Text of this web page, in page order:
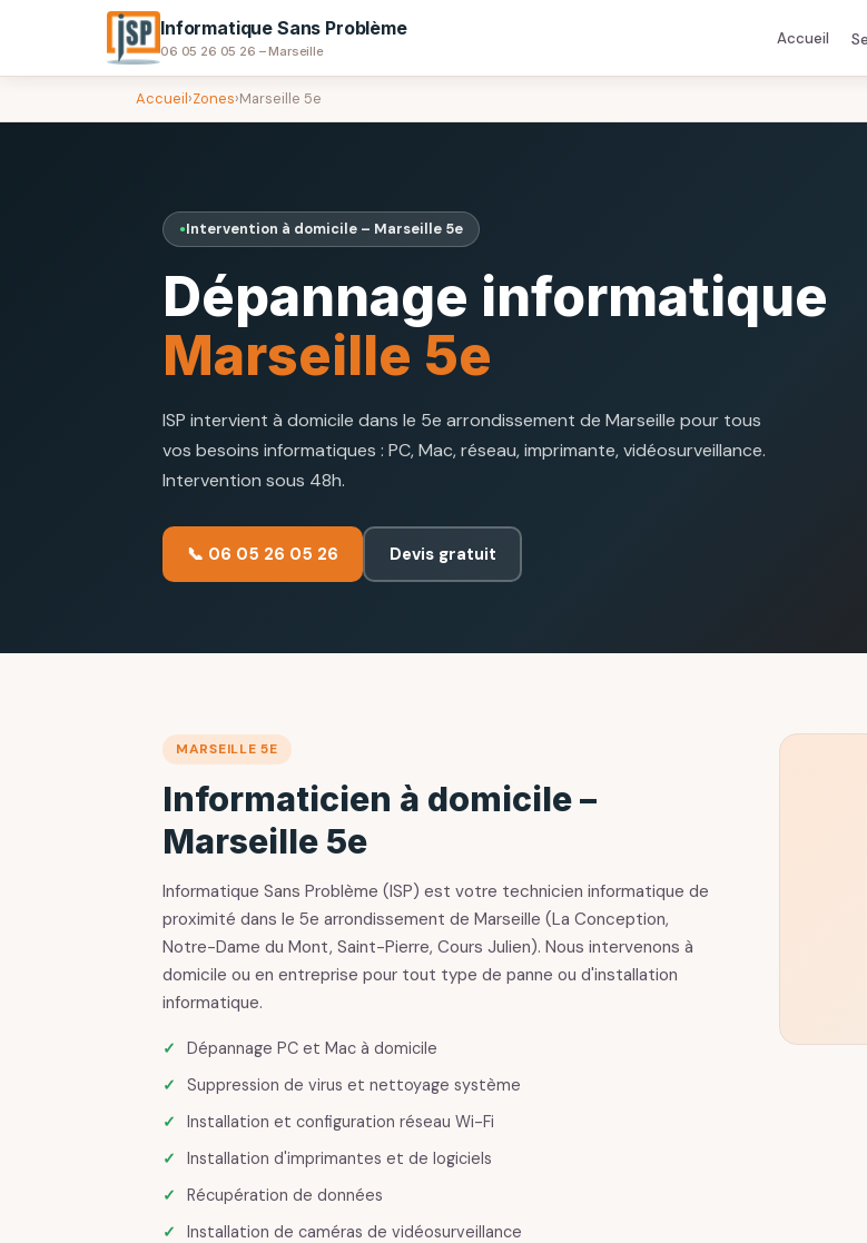
Informatique Sans Problème
06 05 26 05 26 – Marseille
Accueil
Accueil›Zones›Marseille 5e
Intervention à domicile – Marseille 5e
Dépannage informatique
Marseille 5e
ISP intervient à domicile dans le 5e arrondissement de Marseille pour tous
vos besoins informatiques : PC, Mac, réseau, imprimante, vidéosurveillance.
Intervention sous 48h.
📞 06 05 26 05 26 Devis gratuit
MARSEILLE 5E
Informaticien à domicile –
Marseille 5e
Informatique Sans Problème (ISP) est votre technicien informatique de
proximité dans le 5e arrondissement de Marseille (La Conception,
Notre-Dame du Mont, Saint-Pierre, Cours Julien). Nous intervenons à
domicile ou en entreprise pour tout type de panne ou d'installation
informatique.
Dépannage PC et Mac à domicile
Suppression de virus et nettoyage système
Installation et configuration réseau Wi-Fi
Installation d'imprimantes et de logiciels
Récupération de données
Installation de caméras de vidéosurveillance